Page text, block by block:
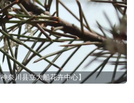
奈川县立大船花卉中心】